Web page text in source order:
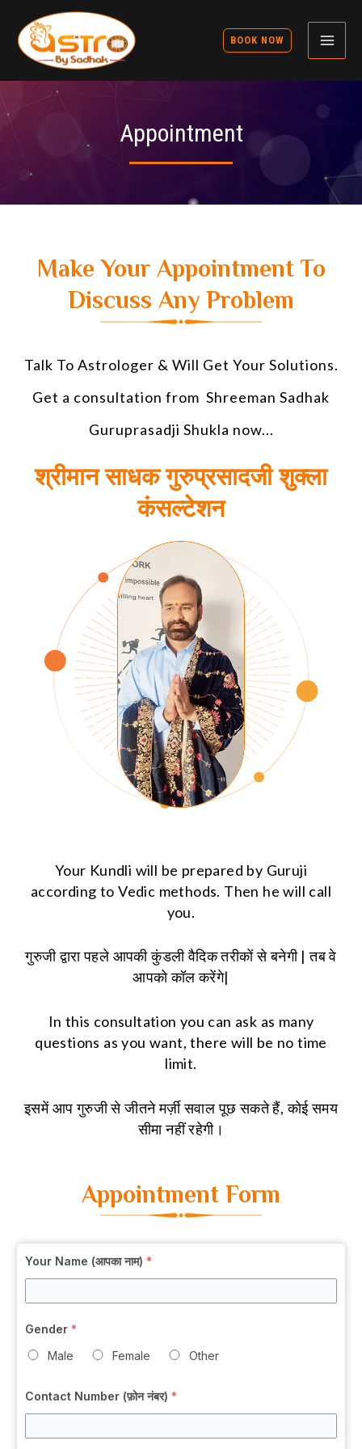
BOOK NOW
Appointment
Make Your Appointment To
Discuss Any Problem
Talk To Astrologer & Will Get Your Solutions.
Get a consultation from Shreeman Sadhak
Guruprasadji Shukla now...
श्रीमान साधक गुरुप्रसादजी शुक्ला
कंसल्टेशन
Your Kundli will be prepared by Guruji
according to Vedic methods. Then he will call
you.
गुरुजी द्वारा पहले आपकी कुंडली वैदिक तरीकों से बनेगी | तब वे
आपको कॉल करेंगे|
In this consultation you can ask as many
questions as you want, there will be no time
limit.
इसमें आप गुरुजी से जीतने मर्ज़ी सवाल पूछ सकते हैं, कोई समय
सीमा नहीं रहेगी।
Appointment Form
Your Name (आपका नाम) *
Gender *
Male
Female Other
Contact Number (फ़ोन नंबर) *